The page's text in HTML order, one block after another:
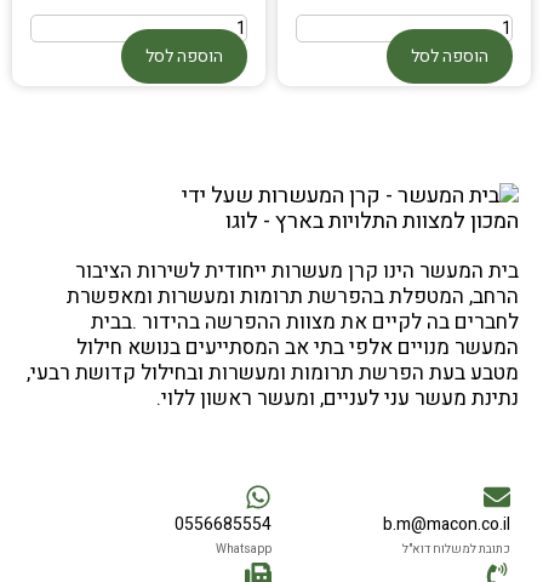
הוספה לסל הוספה לסל
בית המעשר הינו קרן מעשרות ייחודית לשירות הציבור
הרחב, המטפלת בהפרשת תרומות ומעשרות ומאפשרת
לחברים בה לקיים את מצוות ההפרשה בהידור .בבית
המעשר מנויים אלפי בתי אב המסתייעים בנושא חילול
מטבע בעת הפרשת תרומות ומעשרות ובחילול קדושת רבעי,
נתינת מעשר עני לעניים, ומעשר ראשון ללוי.
b.m@macon.co.il
כתובת למשלוח דוא"ל
0556685554
Whatsapp